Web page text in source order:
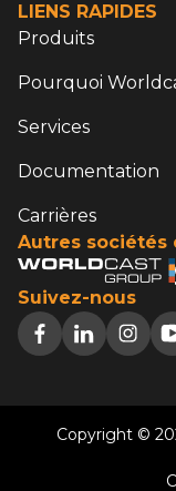
LIENS RAPIDES
Produits
Pourquoi
Services
Documentation
Carrières
Autres sociétés
Suivez-nous
Copyright ©